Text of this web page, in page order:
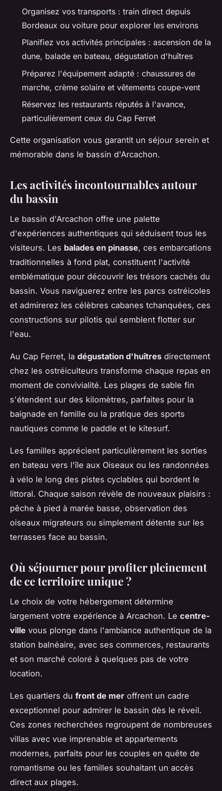
Organisez vos transports : train direct depuis
Bordeaux ou voiture pour explorer les environs
Planifiez vos activités principales : ascension de la
dune, balade en bateau, dégustation d'huîtres
Préparez l'équipement adapté : chaussures de
marche, crème solaire et vêtements coupe-vent
Réservez les restaurants réputés à l'avance,
particulièrement ceux du Cap Ferret
Cette organisation vous garantit un séjour serein et
mémorable dans le bassin d'Arcachon.
Les activités incontournables autour
du bassin
Le bassin d'Arcachon offre une palette
d'expériences authentiques qui séduisent tous les
visiteurs. Les balades en pinasse, ces embarcations
traditionnelles à fond plat, constituent l'activité
emblématique pour découvrir les trésors cachés du
bassin. Vous naviguerez entre les parcs ostréicoles
et admirerez les célèbres cabanes tchanquées, ces
constructions sur pilotis qui semblent flotter sur
l'eau.
Au Cap Ferret, la dégustation d'huîtres directement
chez les ostréiculteurs transforme chaque repas en
moment de convivialité. Les plages de sable fin
s'étendent sur des kilomètres, parfaites pour la
baignade en famille ou la pratique des sports
nautiques comme le paddle et le kitesurf.
Les familles apprécient particulièrement les sorties
en bateau vers l'île aux Oiseaux ou les randonnées
à vélo le long des pistes cyclables qui bordent le
littoral. Chaque saison révèle de nouveaux plaisirs :
pêche à pied à marée basse, observation des
oiseaux migrateurs ou simplement détente sur les
terrasses face au bassin.
Où séjourner pour profiter pleinement
de ce territoire unique ?
Le choix de votre hébergement détermine
largement votre expérience à Arcachon. Le centre-
ville vous plonge dans l'ambiance authentique de la
station balnéaire, avec ses commerces, restaurants
et son marché coloré à quelques pas de votre
location.
Les quartiers du front de mer offrent un cadre
exceptionnel pour admirer le bassin dès le réveil.
Ces zones recherchées regroupent de nombreuses
villas avec vue imprenable et appartements
modernes, parfaits pour les couples en quête de
romantisme ou les familles souhaitant un accès
direct aux plages.